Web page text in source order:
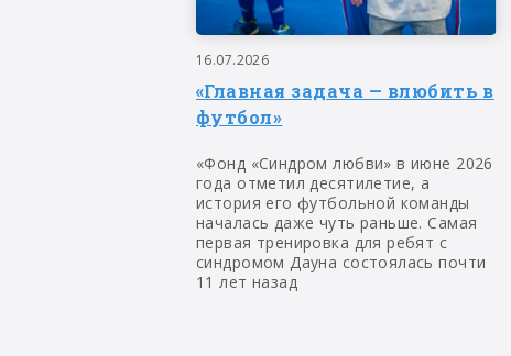
16.07.2026
«Главная задача — влюбить в
футбол»
«Фонд «Синдром любви» в июне 2026
года отметил десятилетие, а
история его футбольной команды
началась даже чуть раньше. Самая
первая тренировка для ребят с
синдромом Дауна состоялась почти
11 лет назад